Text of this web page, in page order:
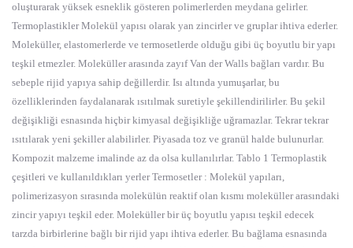
oluşturarak yüksek esneklik gösteren polimerlerden meydana gelirler.
Termoplastikler Molekül yapısı olarak yan zincirler ve gruplar ihtiva ederler.
Moleküller, elastomerlerde ve termosetlerde olduğu gibi üç boyutlu bir yapı
teşkil etmezler. Moleküller arasında zayıf Van der Walls bağları vardır. Bu
sebeple rijid yapıya sahip değillerdir. Isı altında yumuşarlar, bu
özelliklerinden faydalanarak ısıtılmak suretiyle şekillendirilirler. Bu şekil
değişikliği esnasında hiçbir kimyasal değişikliğe uğramazlar. Tekrar tekrar
ısıtılarak yeni şekiller alabilirler. Piyasada toz ve granül halde bulunurlar.
Kompozit malzeme imalinde az da olsa kullanılırlar. Tablo 1 Termoplastik
çeşitleri ve kullanıldıkları yerler Termosetler : Molekül yapıları,
polimerizasyon sırasında molekülün reaktif olan kısmı moleküller arasındaki
zincir yapıyı teşkil eder. Moleküller bir üç boyutlu yapısı teşkil edecek
tarzda birbirlerine bağlı bir rijid yapı ihtiva ederler. Bu bağlama esnasında